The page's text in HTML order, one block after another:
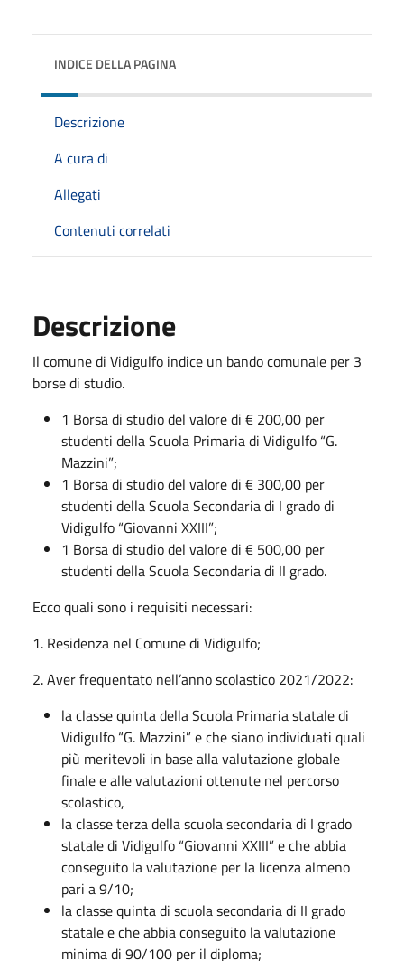
INDICE DELLA PAGINA
Descrizione
A cura di
Allegati
Contenuti correlati
Descrizione
Il comune di Vidigulfo indice un bando comunale per 3
borse di studio.
1 Borsa di studio del valore di € 200,00 per
studenti della Scuola Primaria di Vidigulfo “G.
Mazzini”;
1 Borsa di studio del valore di € 300,00 per
studenti della Scuola Secondaria di I grado di
Vidigulfo “Giovanni XXIII”;
1 Borsa di studio del valore di € 500,00 per
studenti della Scuola Secondaria di II grado.
Ecco quali sono i requisiti necessari:
1. Residenza nel Comune di Vidigulfo;
2. Aver frequentato nell’anno scolastico 2021/2022:
la classe quinta della Scuola Primaria statale di
Vidigulfo “G. Mazzini” e che siano individuati quali
più meritevoli in base alla valutazione globale
finale e alle valutazioni ottenute nel percorso
scolastico,
la classe terza della scuola secondaria di I grado
statale di Vidigulfo “Giovanni XXIII” e che abbia
conseguito la valutazione per la licenza almeno
pari a 9/10;
la classe quinta di scuola secondaria di II grado
statale e che abbia conseguito la valutazione
minima di 90/100 per il diploma;